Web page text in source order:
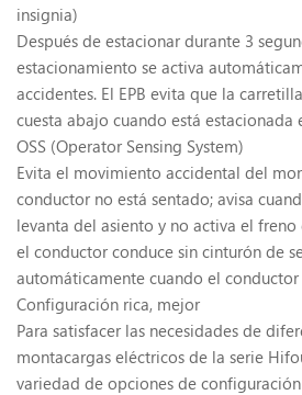
insignia)
Después de estacionar durante 3
estacionamiento se activa
accidentes. El EPB evita que la
cuesta abajo cuando está estacionada
OSS (Operator Sensing System)
Evita el movimiento accidental del
conductor no está sentado; avisa
levanta del asiento y no activa el freno
el conductor conduce sin cinturón de
automáticamente cuando el
Configuración rica, mejor
Para satisfacer las necesidades de
montacargas eléctricos de la serie
variedad de opciones de